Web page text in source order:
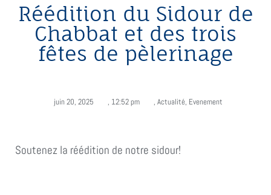
Réédition du Sidour de
Chabbat et des trois
fêtes de pèlerinage
juin 20, 2025 , 12:52 pm , Actualité, Evenement
Soutenez la réédition de notre sidour!